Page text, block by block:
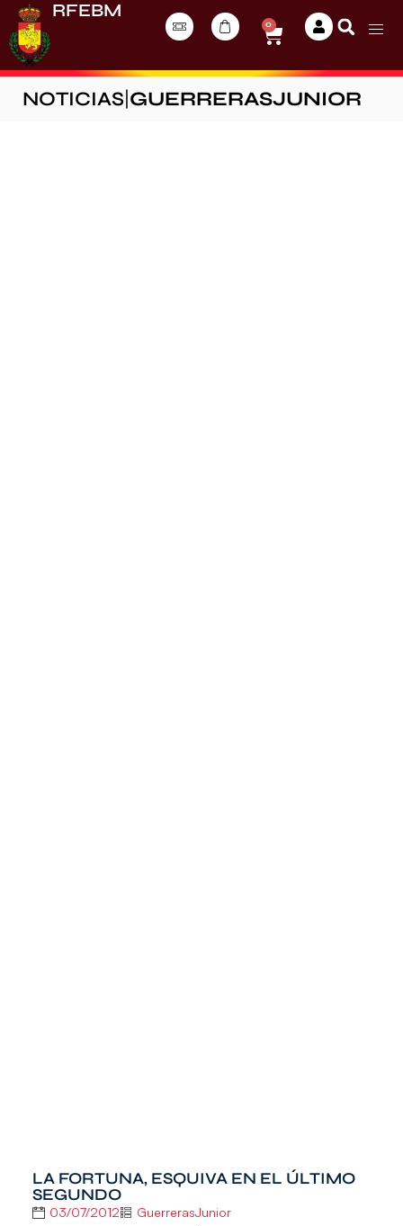
RFEBM
0
NOTICIAS GUERRERASJUNIOR
LA FORTUNA, ESQUIVA EN EL ÚLTIMO
SEGUNDO
03/07/2012 GuerrerasJunior